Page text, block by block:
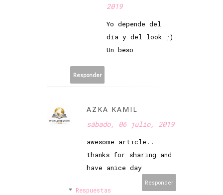
2019
Yo depende del
día y del look ;)
Un beso
Responder
AZKA KAMIL
sábado, 06 julio, 2019
awesome article..
thanks for sharing and
have anice day
Responder
Respuestas